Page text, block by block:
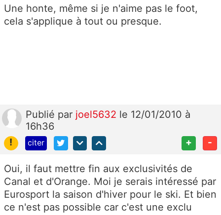
Une honte, même si je n'aime pas le foot,
cela s'applique à tout ou presque.
Publié par joel5632 le 12/01/2010 à
16h36
!
citer + -
Oui, il faut mettre fin aux exclusivités de
Canal et d'Orange. Moi je serais intéressé par
Eurosport la saison d'hiver pour le ski. Et bien
ce n'est pas possible car c'est une exclu